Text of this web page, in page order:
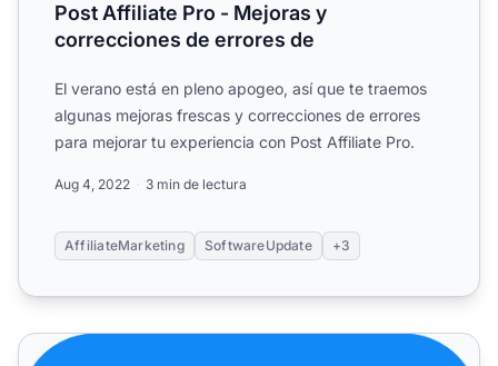
Post Affiliate Pro - Mejoras y
correcciones de errores de
El verano está en pleno apogeo, así que te traemos
algunas mejoras frescas y correcciones de errores
para mejorar tu experiencia con Post Affiliate Pro.
Aug 4, 2022 3 min de lectura
AffiliateMarketing SoftwareUpdate +3
Mejoras y correcciones de errores de junio en Post